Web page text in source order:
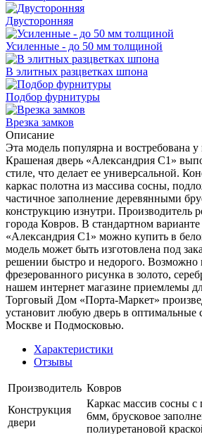
Двусторонняя
Усиленные - до 50 мм толщиной
В элитных разцветках шпона
Подбор фурнитуры
Врезка замков
Описание
Эта модель популярна и востребована у
Крашеная дверь «Александрия С1»
стиле, что делает ее универсальной.
каркас полотна из массива сосны,
частичное заполнение деревянными
конструкцию изнутри. Производитель
города Ковров. В стандартном
«Александрия С1» можно купить в
модель может быть изготовлена под
решении быстро и недорого. Возможно
фрезерованного рисунка в золото,
нашем интернет магазине приемлемы
Торговый Дом «Порта-Маркет»
установит любую дверь в оптимальные
Москве и Подмосковью.
Характеристики
Отзывы
Производитель Ковров
Конструкция
двери
Каркас массив сосны
6мм, брусковое
полиуретановой